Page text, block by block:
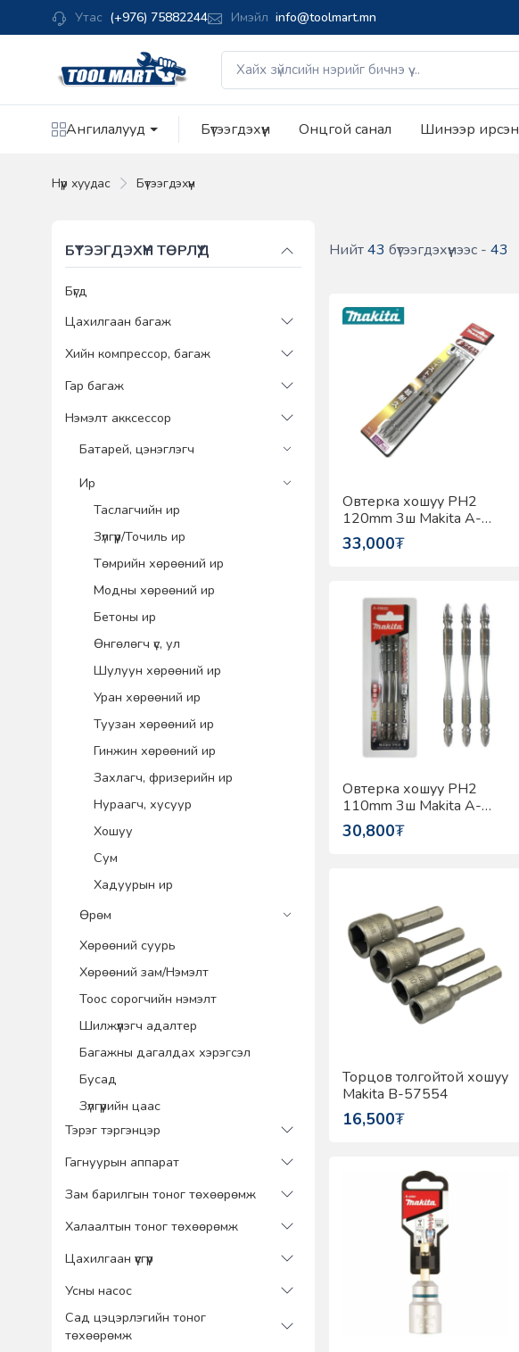
Утас (+976) 75882244 Имэйл info@toolmart.mn
Ангилалууд Бүтээгдэхүүн Онцгой санал Шинээр ирсэн
Нүүр хуудас Бүтээгдэхүүн
БҮТЭЭГДЭХҮҮН ТӨРЛҮҮД
Бүгд
Цахилгаан багаж
Хийн компрессор, багаж
Гар багаж
Нэмэлт акксессор
Батарей, цэнэглэгч
Ир
Таслагчийн ир
Зүлгүүр/Точиль ир
Төмрийн хөрөөний ир
Модны хөрөөний ир
Бетоны ир
Өнгөлөгч үс, ул
Шулуун хөрөөний ир
Уран хөрөөний ир
Туузан хөрөөний ир
Гинжин хөрөөний ир
Захлагч, фризерийн ир
Нураагч, хусуур
Хошуу
Сум
Хадуурын ир
Өрөм
Хөрөөний суурь
Хөрөөний зам/Нэмэлт
Тоос сорогчийн нэмэлт
Шилжүүлэгч адалтер
Багажны дагалдах хэрэгсэл
Бусад
Зүлгүүрийн цаас
Тэрэг тэргэнцэр
Гагнуурын аппарат
Зам барилгын тоног төхөөрөмж
Халаалтын тоног төхөөрөмж
Цахилгаан үүсгүүр
Усны насос
Сад цэцэрлэгийн тоног
төхөөрөмж
Нийт43 бүтээгдэхүүнээс - 43
Овтерка хошуу PH2
120mm 3ш Makita A-
59614
33,000₮
Овтерка хошуу PH2
110mm 3ш Makita A-
49600
30,800₮
Торцов толгойтой хошуу
Makita B-57554
16,500₮